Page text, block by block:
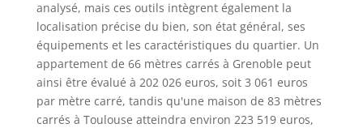
analysé, mais ces outils intègrent également la
localisation précise du bien, son état général, ses
équipements et les caractéristiques du quartier. Un
appartement de 66 mètres carrés à Grenoble peut
ainsi être évalué à 202 026 euros, soit 3 061 euros
par mètre carré, tandis qu'une maison de 83 mètres
carrés à Toulouse atteindra environ 223 519 euros,